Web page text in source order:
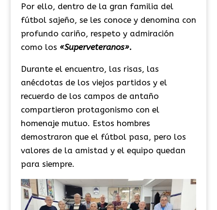
Por ello, dentro de la gran familia del
fútbol sajeño, se les conoce y denomina con
profundo cariño, respeto y admiración
como los «Superveteranos».
Durante el encuentro, las risas, las
anécdotas de los viejos partidos y el
recuerdo de los campos de antaño
compartieron protagonismo con el
homenaje mutuo. Estos hombres
demostraron que el fútbol pasa, pero los
valores de la amistad y el equipo quedan
para siempre.